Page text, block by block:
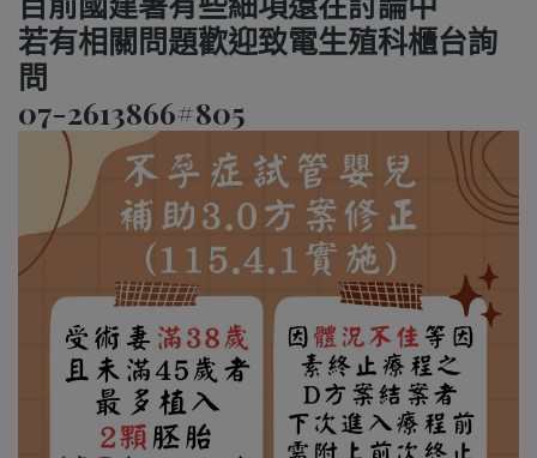
若有相關問題歡迎致電生殖科櫃台詢
問
07-2613866#805